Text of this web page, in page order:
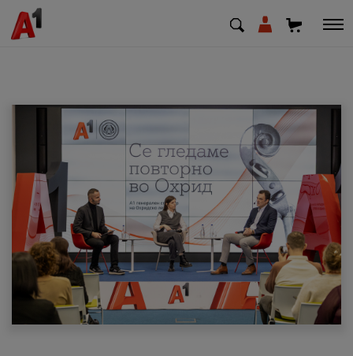
МК SQ
Приватни Деловни
Поддршка
Надополни кредит